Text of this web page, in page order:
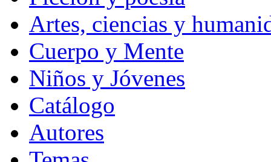
Artes, ciencias y
Cuerpo y Mente
Niños y Jóvenes
Catálogo
Autores